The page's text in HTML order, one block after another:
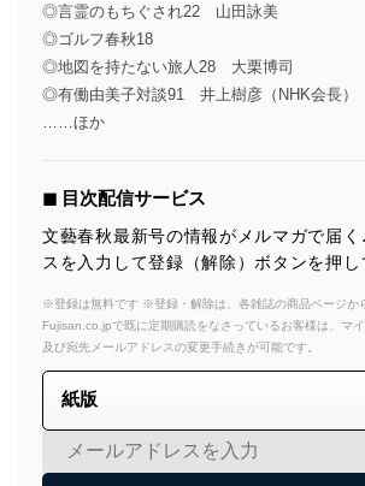
◎言霊のもちぐされ22 山田詠美
◎ゴルフ春秋18
◎地図を持たない旅人28 大栗博司
◎有働由美子対談91 井上樹彦（NHK会長）
……ほか
◼︎ 目次配信サービス
文藝春秋最新号の情報がメルマガで届
スを入力して登録（解除）ボタンを押し
※登録は無料です ※登録・解除は、各雑誌の商品ページか
Fujisan.co.jpで既に定期購読をなさっているお客様は、マ
及び宛先メールアドレスの変更手続きが可能です。